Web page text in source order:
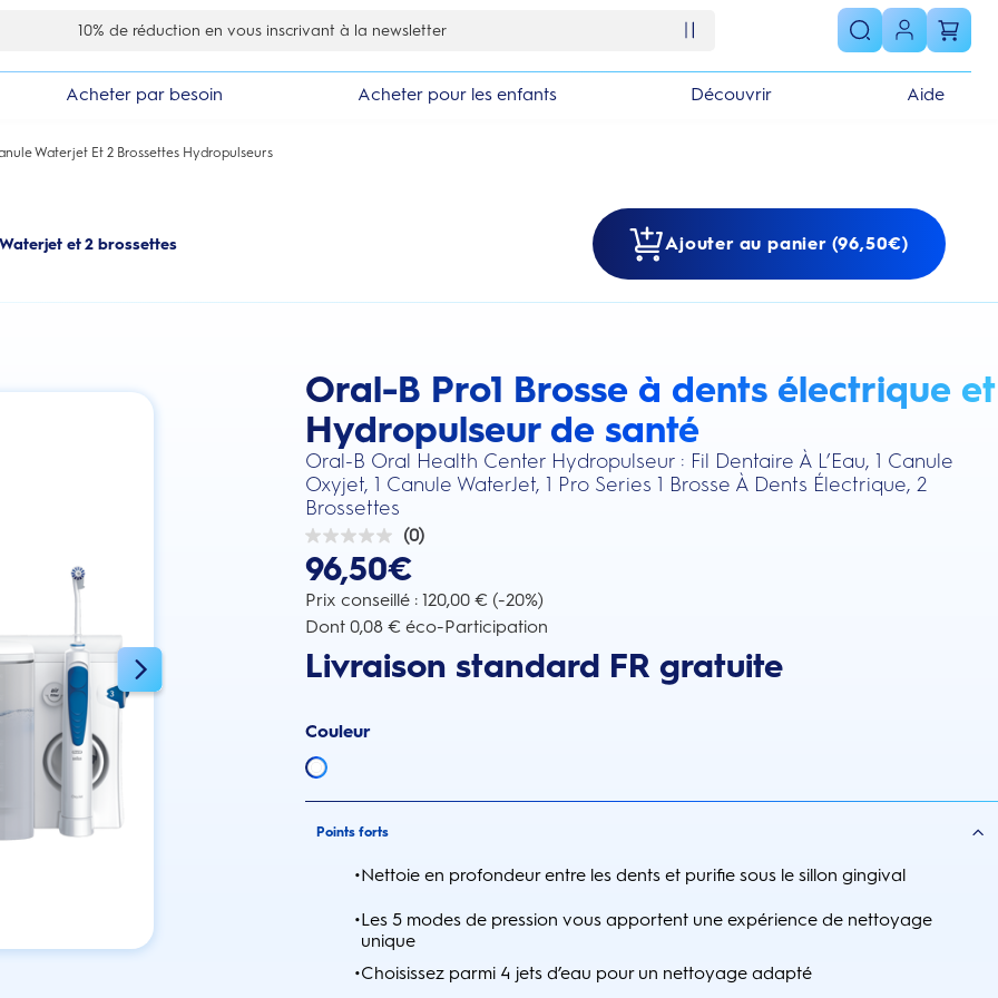
10% de réduction en vous inscrivant à la newsletter
Acheter par besoin Acheter pour les enfants Découvrir Aide
Waterjet Et 2 Brossettes Hydropulseurs
et 2 brossettes Ajouter au panier (96,50€)
Oral-B Pro1 Brosse à dents électrique et
Hydropulseur de santé
Oral-B Oral Health Center Hydropulseur : Fil Dentaire À L’Eau, 1 Canule
Oxyjet, 1 Canule WaterJet, 1 Pro Series 1 Brosse À Dents Électrique, 2
Brossettes
this action will scroll you to the reviews section
(0)
0.0
sur
5
étoiles.
96,50€
Prix conseillé : 120,00 € (-20%)
Dont 0,08 € éco-Participation
Livraison standard FR gratuite
Couleur
Points forts
•Nettoie en profondeur entre les dents et purifie sous le sillon gingival
•Les 5 modes de pression vous apportent une expérience de nettoyage
unique
•Choisissez parmi 4 jets d’eau pour un nettoyage adapté